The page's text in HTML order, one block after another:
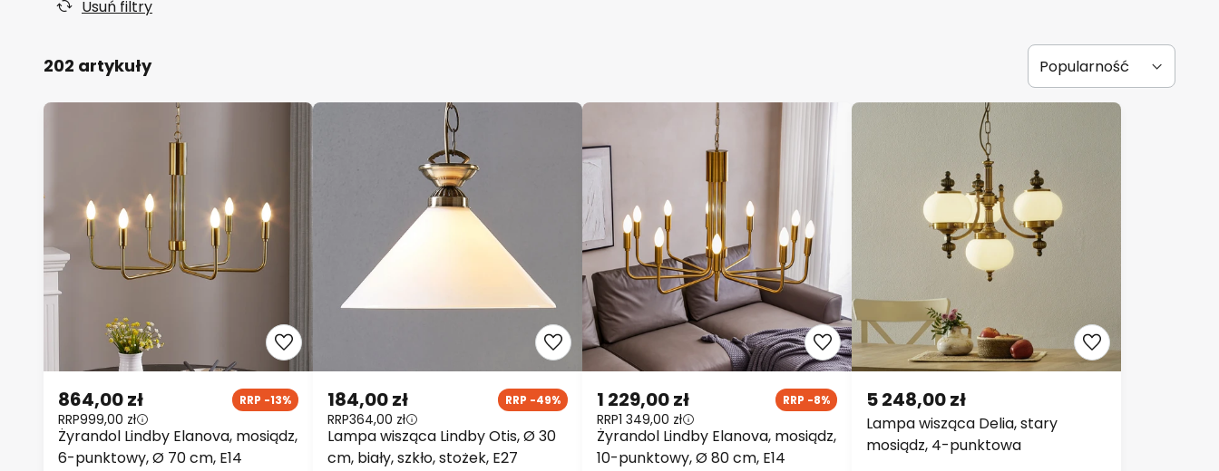
Usuń filtry
202 artykuły
Żyrandol Lindby Elanova, mosiądz,
6-punktowy, Ø 70 cm, E14
864,00 zł RRP -13%
RRP999,00 zł
Lampa wisząca Lindby Otis, Ø 30
cm, biały, szkło, stożek, E27
184,00 zł RRP -49%
RRP364,00 zł
Żyrandol Lindby Elanova, mosiądz,
10-punktowy, Ø 80 cm, E14
1 229,00 zł RRP -8%
RRP1 349,00 zł
Lampa wisząca Delia, stary
mosiądz, 4-punktowa
5 248,00 zł